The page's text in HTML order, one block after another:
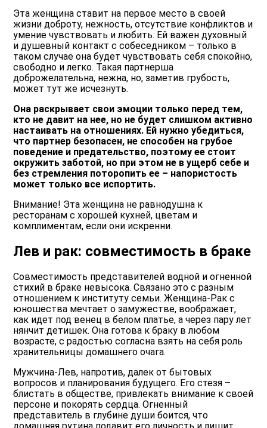
Эта женщина ставит на первое место в своей
жизни доброту, нежность, отсутствие конфликтов и
умение чувствовать и любить. Ей важен духовный
и душевный контакт с собеседником – только в
таком случае она будет чувствовать себя спокойно,
свободно и легко. Такая партнерша
доброжелательна, нежна, но, заметив грубость,
может тут же исчезнуть.
Она раскрывает свои эмоции только перед тем,
кто не давит на нее, но не будет слишком активно
настаивать на отношениях. Ей нужно убедиться,
что партнер безопасен, не способен на грубое
поведение и предательство, поэтому ее стоит
окружить заботой, но при этом не в ущерб себе и
без стремления поторопить ее – напористость
может только все испортить.
Внимание! Эта женщина не равнодушна к
ресторанам с хорошей кухней, цветам и
комплиментам, если они искренни.
Лев и рак: совместимость в браке
Совместимость представителей водной и огненной
стихий в браке невысока. Связано это с разным
отношением к институту семьи. Женщина-Рак с
юношества мечтает о замужестве, воображает,
как идет под венец в белом платье, а через пару лет
нянчит детишек. Она готова к браку в любом
возрасте, с радостью согласна взять на себя роль
хранительницы домашнего очага.
Мужчина-Лев, напротив, далек от бытовых
вопросов и планирования будущего. Его стезя –
блистать в обществе, привлекать внимание к своей
персоне и покорять сердца. Огненный
представитель в глубине души боится, что